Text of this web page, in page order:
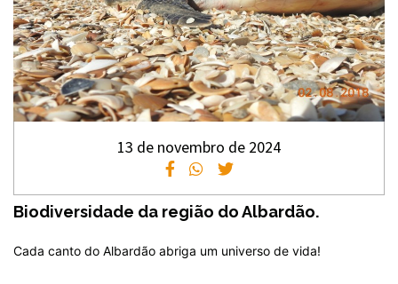
13 de novembro de 2024
Biodiversidade da região do Albardão.
Cada canto do Albardão abriga um universo de vida!